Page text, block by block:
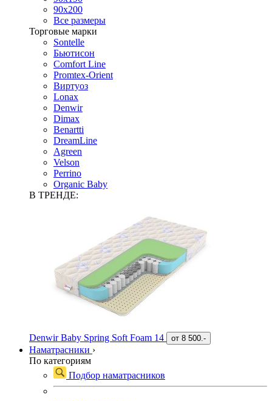
90х200
Все размеры
Торговые марки
Sontelle
Бьютисон
Comfort Line
Promtex-Orient
Виртуоз
Lonax
Denwir
Dimax
Benartti
DreamLine
Agreen
Velson
Perrino
Organic Baby
В ТРЕНДЕ:
Denwir Baby Spring Soft Foam 14 от 8 500.-
Наматрасники ›
По категориям
Подбор наматрасников